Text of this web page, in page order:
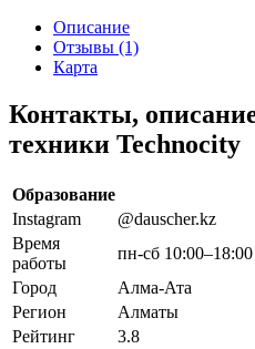
Описание
Отзывы (1)
Карта
Контакты,
техники Technocity
Образование
Instagram
@dauscher.kz
Время
работы
пн-сб 10:00–18:00
Город
Алма-Ата
Регион
Алматы
Рейтинг
3.8